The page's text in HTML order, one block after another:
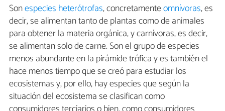
Sonespecies heterótrofas, concretamenteomnívoras, es
decir, se alimentan tanto de plantas como de animales
para obtener la materia orgánica, y carnívoras, es decir,
se alimentan solo de carne. Son el grupo de especies
menos abundante en la pirámide trófica y es también el
hace menos tiempo que se creó para estudiar los
ecosistemas y, por ello, hay especies que según la
situación del ecosistema se clasifican como